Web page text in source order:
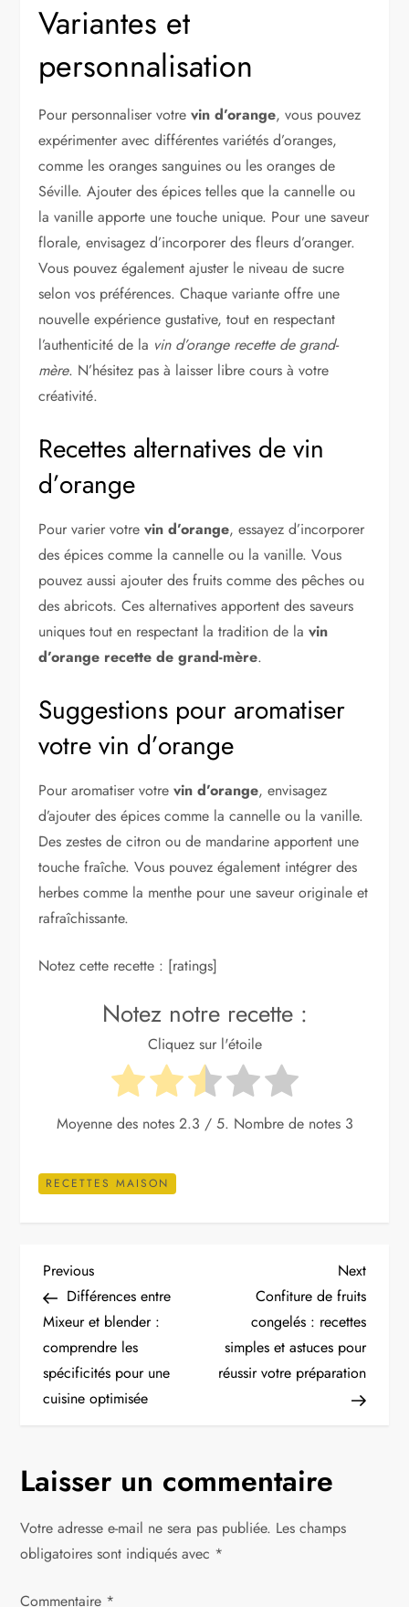
Variantes et
personnalisation
Pour personnaliser votrevin d’orange, vous pouvez
expérimenter avec différentes variétés d’oranges,
comme les oranges sanguines ou les oranges de
Séville. Ajouter des épices telles que la cannelle ou
la vanille apporte une touche unique. Pour une saveur
florale, envisagez d’incorporer des fleurs d’oranger.
Vous pouvez également ajuster le niveau de sucre
selon vos préférences. Chaque variante offre une
nouvelle expérience gustative, tout en respectant
l’authenticité de la vin d’orange recette de grand-
mère. N’hésitez pas à laisser libre cours à votre
créativité.
Recettes alternatives de vin
d’orange
Pour varier votrevin d’orange, essayez d’incorporer
des épices comme la cannelle ou la vanille. Vous
pouvez aussi ajouter des fruits comme des pêches ou
des abricots. Ces alternatives apportent des saveurs
uniques tout en respectant la tradition de lavin
d’orange recette de grand-mère.
Suggestions pour aromatiser
votre vin d’orange
Pour aromatiser votrevin d’orange, envisagez
d’ajouter des épices comme la cannelle ou la vanille.
Des zestes de citron ou de mandarine apportent une
touche fraîche. Vous pouvez également intégrer des
herbes comme la menthe pour une saveur originale et
rafraîchissante.
Notez cette recette : [ratings]
Notez notre recette :
Cliquez sur l'étoile
Moyenne des notes 2.3 / 5. Nombre de notes 3
RECETTES MAISON
N
a
v
i
a
t
Previous
Post
Previous
Différences entre
Mixeur et blender :
comprendre les
spécificités pour une
cuisine optimisée
Next
Post
Next
Confiture de fruits
congelés : recettes
simples et astuces pour
réussir votre préparation
Laisser un commentaire
Votre adresse e-mail ne sera pas publiée. Les champs
obligatoires sont indiqués avec *
Commentaire *